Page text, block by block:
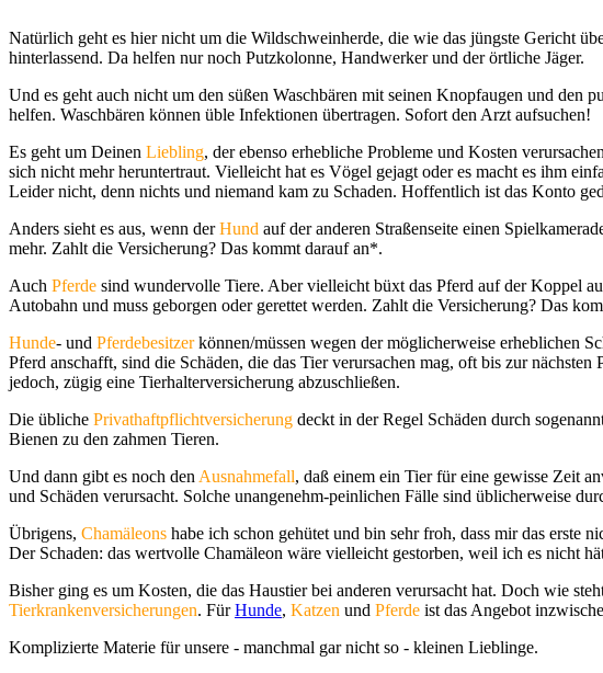
Natürlich geht es hier nicht um die Wildschweinherde, die wie das jüngste Gericht
hinterlassend. Da helfen nur noch Putzkolonne, Handwerker und der örtliche Jäger.
Und es geht auch nicht um den süßen Waschbären mit seinen Knopfaugen und
helfen. Waschbären können üble Infektionen übertragen. Sofort den Arzt aufsuchen!
Es geht um Deinen Liebling, der ebenso erhebliche Probleme und Kosten
sich nicht mehr heruntertraut. Vielleicht hat es Vögel gejagt oder es macht es ihm
Leider nicht, denn nichts und niemand kam zu Schaden. Hoffentlich ist das Konto
Anders sieht es aus, wenn derHund auf der anderen Straßenseite einen
mehr. Zahlt die Versicherung? Das kommt darauf an*.
Auch Pferde sind wundervolle Tiere. Aber vielleicht büxt das Pferd auf der Koppel
Autobahn und muss geborgen oder gerettet werden. Zahlt die Versicherung? Das
Hunde- und Pferdebesitzerkönnen/müssen wegen der möglicherweise erheblichen
Pferd anschafft, sind die Schäden, die das Tier verursachen mag, oft bis zur
jedoch, zügig eine Tierhalterversicherung abzuschließen.
Die übliche Privathaftpflichtversicherung deckt in der Regel Schäden durch
Bienen zu den zahmen Tieren.
Und dann gibt es noch den Ausnahmefall, daß einem ein Tier für eine gewisse Zeit
und Schäden verursacht. Solche unangenehm-peinlichen Fälle sind üblicherweise
Übrigens, Chamäleons habe ich schon gehütet und bin sehr froh, dass mir das erste
Der Schaden: das wertvolle Chamäleon wäre vielleicht gestorben, weil ich es nicht
Bisher ging es um Kosten, die das Haustier bei anderen verursacht hat. Doch wie
Tierkrankenversicherungen. FürHunde, Katzen und Pferde ist das Angebot
Komplizierte Materie für unsere - manchmal gar nicht so - kleinen Lieblinge.